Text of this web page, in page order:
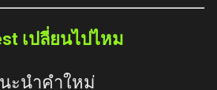
เปลี่ยนไปไหม
ะนำคำใหม่